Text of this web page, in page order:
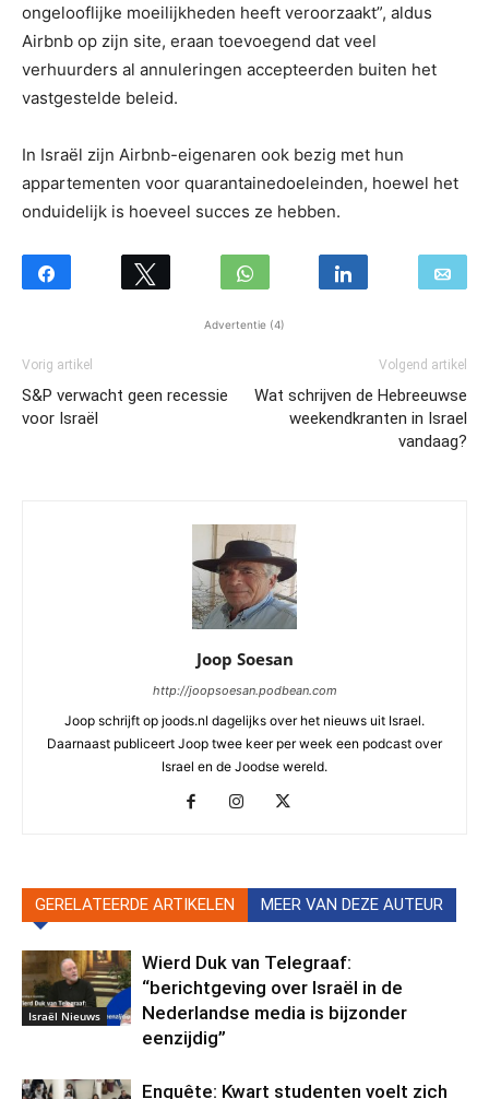
ongelooflijke moeilijkheden heeft veroorzaakt”, aldus
Airbnb op zijn site, eraan toevoegend dat veel
verhuurders al annuleringen accepteerden buiten het
vastgestelde beleid.
In Israël zijn Airbnb-eigenaren ook bezig met hun
appartementen voor quarantainedoeleinden, hoewel het
onduidelijk is hoeveel succes ze hebben.
Advertentie (4)
Vorig artikel
S&P verwacht geen recessie
voor Israël
Volgend artikel
Wat schrijven de Hebreeuwse
weekendkranten in Israel
vandaag?
Joop Soesan
http://joopsoesan.podbean.com
Joop schrijft op joods.nl dagelijks over het nieuws uit Israel.
Daarnaast publiceert Joop twee keer per week een podcast over
Israel en de Joodse wereld.
GERELATEERDE ARTIKELEN MEER VAN DEZE AUTEUR
Israël Nieuws
Wierd Duk van Telegraaf:
“berichtgeving over Israël in de
Nederlandse media is bijzonder
eenzijdig”
Enquête: Kwart studenten voelt zich